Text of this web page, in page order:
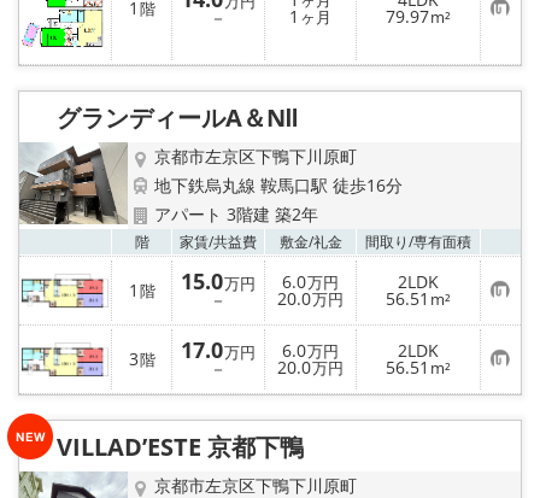
1 階 － 1 ヶ月 79.97m² お
気
に
入
登
グランディールA＆NⅡ
京都市左京区下鴨下川原町
地下鉄烏丸線 鞍馬口駅 徒歩16分
アパート 3階建 築2年
階 家賃/共益費 敷金/礼金 間取り/専有面積
1 階 15.0万円
－
6.0万円
20.0万円
2LDK
56.51 m² お
気
に
入
り
登
録
3階 17.0万円
－
6.0万円
20.0万円
2LDK
56.51 m² お
気
に
入
VILLAD’ESTE 京都下鴨
京都市左京区下鴨下川原町